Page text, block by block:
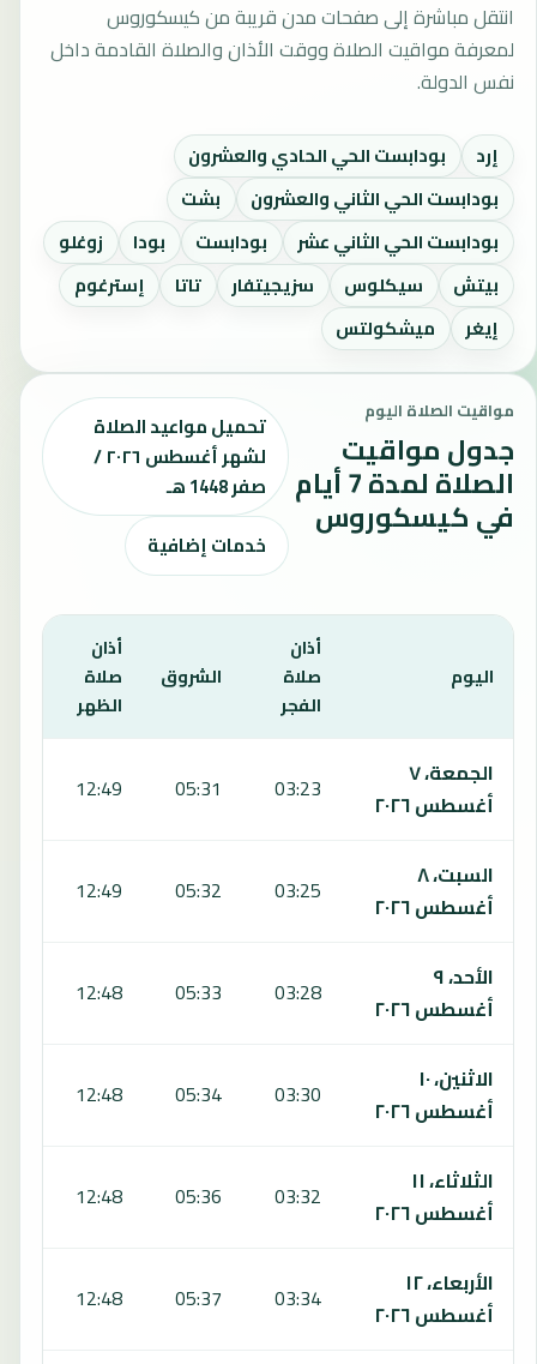
انتقل مباشرة إلى صفحات مدن قريبة من كيسكوروس
لمعرفة مواقيت الصلاة ووقت الأذان والصلاة القادمة داخل
نفس الدولة.
إرد
بودابست الحي الحادي والعشرون
بودابست الحي الثاني والعشرون
بشت
بودابست الحي الثاني عشر
بودابست بودا
زوغلو
بيتش
سيكلوس سزيجيتفار تاتا
إسترغوم
إيغر
ميشكولتس
مواقيت الصلاة اليوم
جدول مواقيت
الصلاة لمدة 7 أيام
في كيسكوروس
تحميل مواعيد الصلاة
لشهر أغسطس ٢٠٢٦ /
صفر 1448 هـ
خدمات إضافية
اليوم
أذان
صلاة
الفجر
الشروق
أذان
صلاة
الظهر
الجمعة، ٧
أغسطس ٢٠٢٦
03:23
05:31
12:49
السبت، ٨
أغسطس ٢٠٢٦
03:25
05:32
12:49
الأحد، ٩
أغسطس ٢٠٢٦
03:28
05:33
12:48
الاثنين، ١٠
أغسطس ٢٠٢٦
03:30
05:34
12:48
الثلاثاء، ١١
أغسطس ٢٠٢٦
03:32
05:36
12:48
الأربعاء، ١٢
أغسطس ٢٠٢٦
03:34
05:37
12:48